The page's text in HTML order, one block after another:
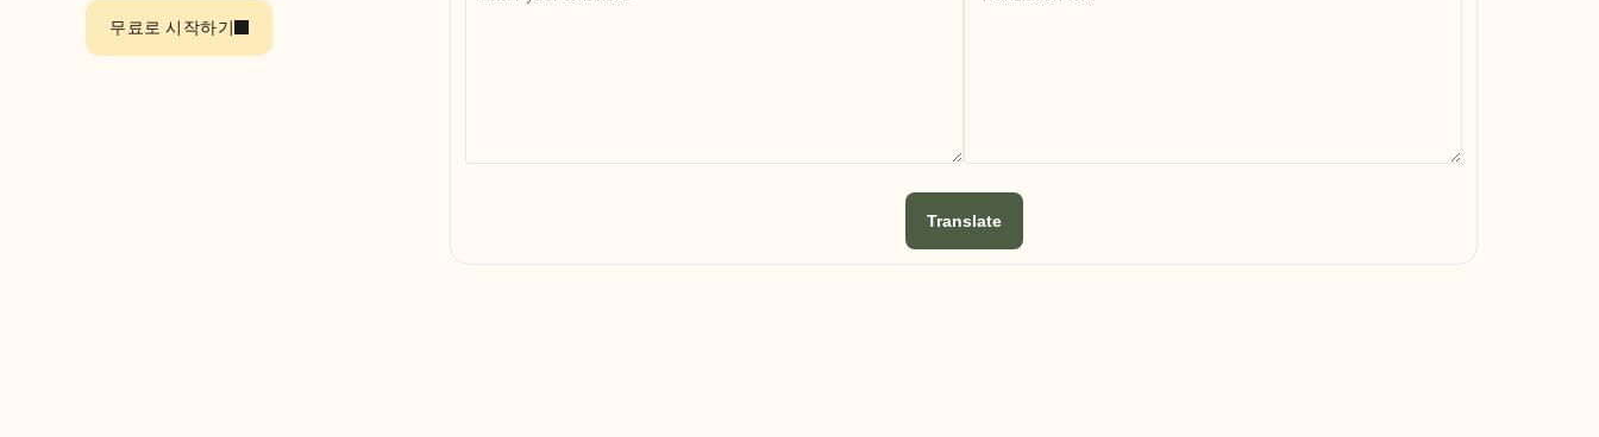
무료로 시작하기
Translate